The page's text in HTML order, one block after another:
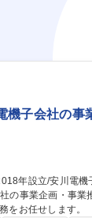
機子会社の事
の事業企画・事業
務内容】 ・事業戦略の